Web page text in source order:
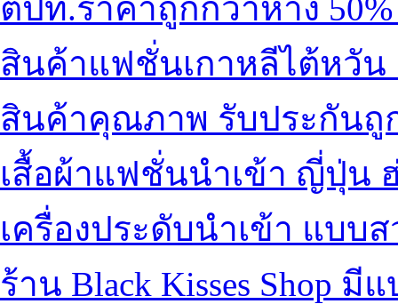
ตปท.ราคาถูกกว่าห้าง 50%
สินค้าแฟชั่นเกาหลีไต้หวัน
สินค้าคุณภาพ รับประกันถู
เสื้อผ้าแฟชั่นนำเข้า ญี่ปุ่น ฮ่
เครื่องประดับนำเข้า แบบ
ร้าน Black Kisses Shop มีแ